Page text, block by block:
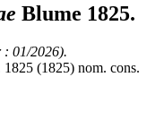
Blume 1825.
: 01/2026).
(1825) nom. cons.